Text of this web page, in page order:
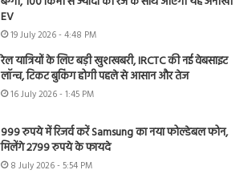
EV
19 July 2026 - 4:48 PM
रेल यात्रियों के लिए बड़ी खुशखबरी, IRCTC की नई वेबसाइट
लॉन्च, टिकट बुकिंग होगी पहले से आसान और तेज
16 July 2026 - 1:45 PM
999 रुपये में रिजर्व करें Samsung का नया फोल्डेबल फोन,
मिलेंगे 2799 रुपये के फायदे
8 July 2026 - 5:54 PM